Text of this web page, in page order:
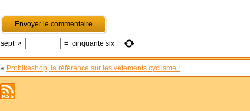
sept × = cinquante six
« Probikeshop, la référence sur les vêtements cyclisme !